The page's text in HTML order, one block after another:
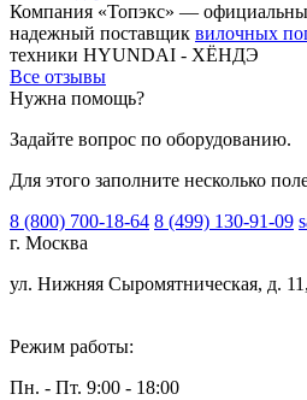
Компания «Топэкс» —
надежный поставщик вилочных
техники HYUNDAI - ХЁНДЭ
Все отзывы
Нужна помощь?
Задайте вопрос по оборудованию.
Для этого заполните несколько
8 (800) 700-18-64 8 (499) 130-91-09
г. Москва
ул. Нижняя Сыромятническая, д.
Режим работы:
Пн. - Пт. 9:00 - 18:00